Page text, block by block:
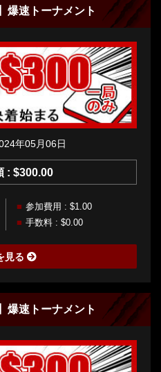
爆速トーナメント
年05月06日
: $300.00
参加費用 : $1.00
手数料 : $0.00
見る
爆速トーナメント